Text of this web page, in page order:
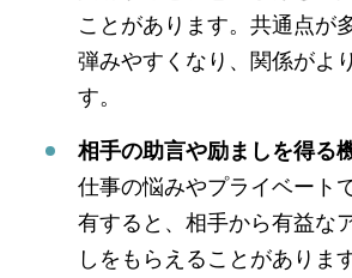
ことがあります。共通点が
弾みやすくなり、関係がよ
す。
相手の助言や励ましを得る
仕事の悩みやプライベート
有すると、相手から有益な
しをもらえることがありま